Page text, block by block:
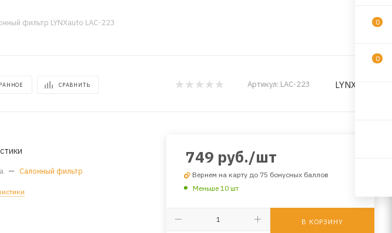
фильтр LYNXauto LAC-223
СРАВНИТЬ Артикул: LAC-223 LYNXauto
— Салонный фильтр
749 руб./шт
Вернем на карту до 75 бонусных баллов
Меньше 10 шт
В КОРЗИНУ
0
0